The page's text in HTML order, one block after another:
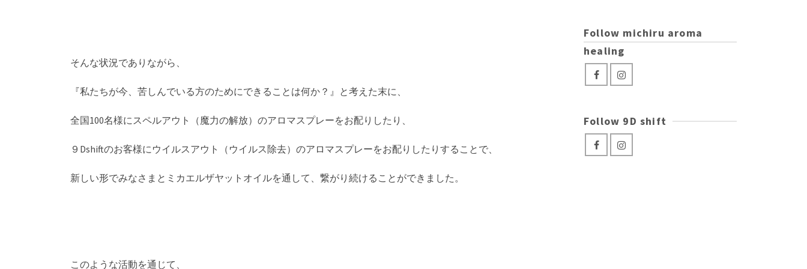
そんな状況でありながら、
『私たちが今、苦しんでいる方のためにできることは何か？』と考えた末に、
全国100名様にスペルアウト（魔力の解放）のアロマスプレーをお配りしたり、
９Dshiftのお客様にウイルスアウト（ウイルス除去）のアロマスプレーをお配りしたりすることで、
新しい形でみなさまとミカエルザヤットオイルを通して、繋がり続けることができました。
このような活動を通じて、
Follow michiru aroma
healing
Follow 9D shift